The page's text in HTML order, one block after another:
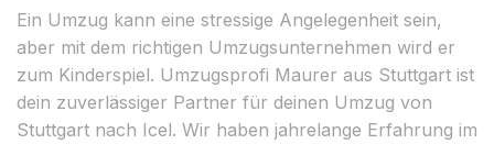
Ein Umzug kann eine stressige Angelegenheit sein,
aber mit dem richtigen Umzugsunternehmen wird er
zum Kinderspiel. Umzugsprofi Maurer aus Stuttgart ist
dein zuverlässiger Partner für deinen Umzug von
Stuttgart nach Icel. Wir haben jahrelange Erfahrung im